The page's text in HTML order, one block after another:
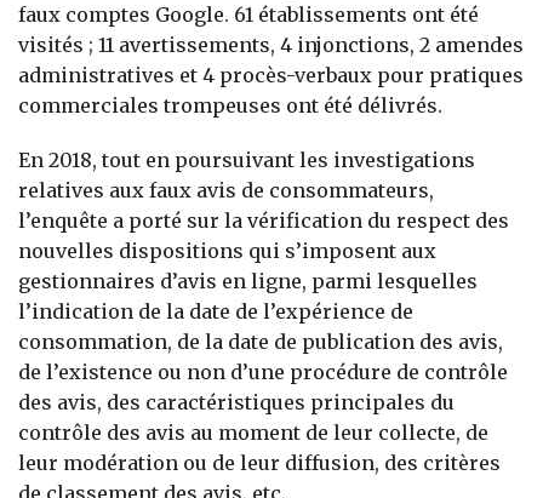
faux comptes Google. 61 établissements ont été
visités ; 11 avertissements, 4 injonctions, 2 amendes
administratives et 4 procès-verbaux pour pratiques
commerciales trompeuses ont été délivrés.
En 2018, tout en poursuivant les investigations
relatives aux faux avis de consommateurs,
l’enquête a porté sur la vérification du respect des
nouvelles dispositions qui s’imposent aux
gestionnaires d’avis en ligne, parmi lesquelles
l’indication de la date de l’expérience de
consommation, de la date de publication des avis,
de l’existence ou non d’une procédure de contrôle
des avis, des caractéristiques principales du
contrôle des avis au moment de leur collecte, de
leur modération ou de leur diffusion, des critères
de classement des avis, etc.